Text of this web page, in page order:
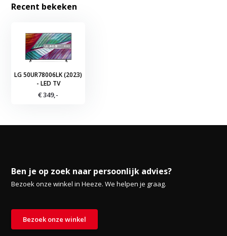
Recent bekeken
LG 50UR78006LK (2023)
- LED TV
€ 349,-
Ben je op zoek naar persoonlijk advies?
Bezoek onze winkel in Heeze. We helpen je graag.
Bezoek onze winkel